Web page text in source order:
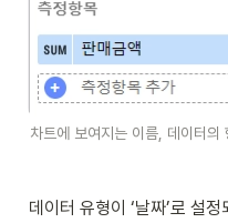
차트에 보여지는 이름, 데이터
데이터 유형이 ‘날짜’로 설